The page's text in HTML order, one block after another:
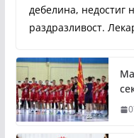
дебелина, недостиг
раздразливост.